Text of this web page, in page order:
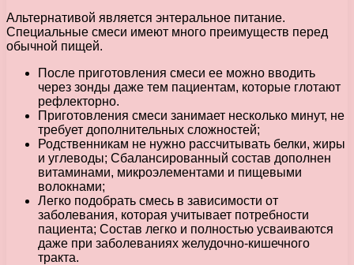
Альтернативой является энтеральное питание.
Специальные смеси имеют много преимуществ перед
обычной пищей.
После приготовления смеси ее можно вводить
через зонды даже тем пациентам, которые глотают
рефлекторно.
Приготовления смеси занимает несколько минут, не
требует дополнительных сложностей;
Родственникам не нужно рассчитывать белки, жиры
и углеводы; Сбалансированный состав дополнен
витаминами, микроэлементами и пищевыми
волокнами;
Легко подобрать смесь в зависимости от
заболевания, которая учитывает потребности
пациента; Состав легко и полностью усваиваются
даже при заболеваниях желудочно-кишечного
тракта.